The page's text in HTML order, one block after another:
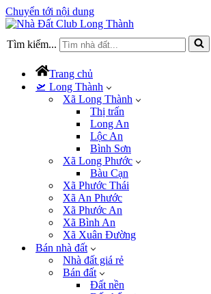
Chuyển tới nội dung
Tìm kiếm...
Trang chủ
🛫 Long Thành
Xã Long Thành
Thị trấn
Long An
Lộc An
Bình Sơn
Xã Long Phước
Bàu Cạn
Xã Phước Thái
Xã An Phước
Xã Phước An
Xã Bình An
Xã Xuân Đường
Bán nhà đất
Nhà đất giá rẻ
Bán đất
Đất nền